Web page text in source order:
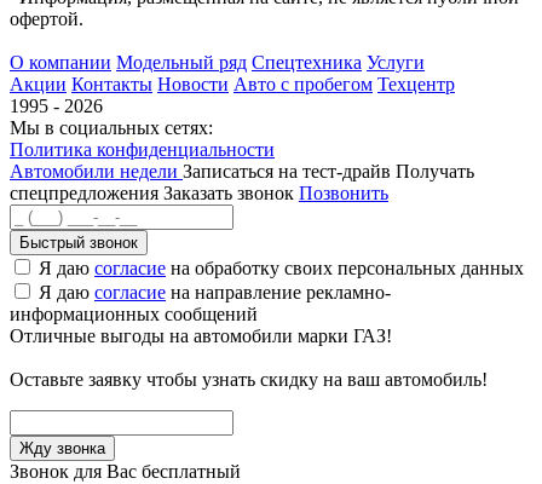
офертой.
О компании Модельный ряд Спецтехника Услуги
Акции Контакты Новости Авто с пробегом Техцентр
1995 - 2026
Мы в социальных сетях:
Политика конфиденциальности
Автомобили недели Записаться на тест-драйв Получать
спецпредложения Заказать звонок Позвонить
Быстрый звонок
Я даю согласие на обработку своих персональных данных
Я даю согласие на направление рекламно-
информационных сообщений
Отличные выгоды на автомобили марки ГАЗ!
Оставьте заявку чтобы узнать скидку на ваш автомобиль!
Звонок для Вас бесплатный